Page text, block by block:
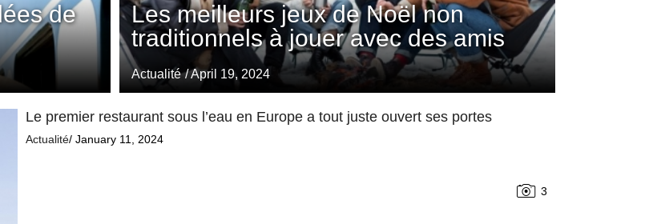
Les meilleurs jeux de Noël non
traditionnels à jouer avec des amis
Actualité / April 19, 2024
de
Le premier restaurant sous l’eau en Europe a tout juste ouvert ses portes
Actualité/ January 11, 2024
3